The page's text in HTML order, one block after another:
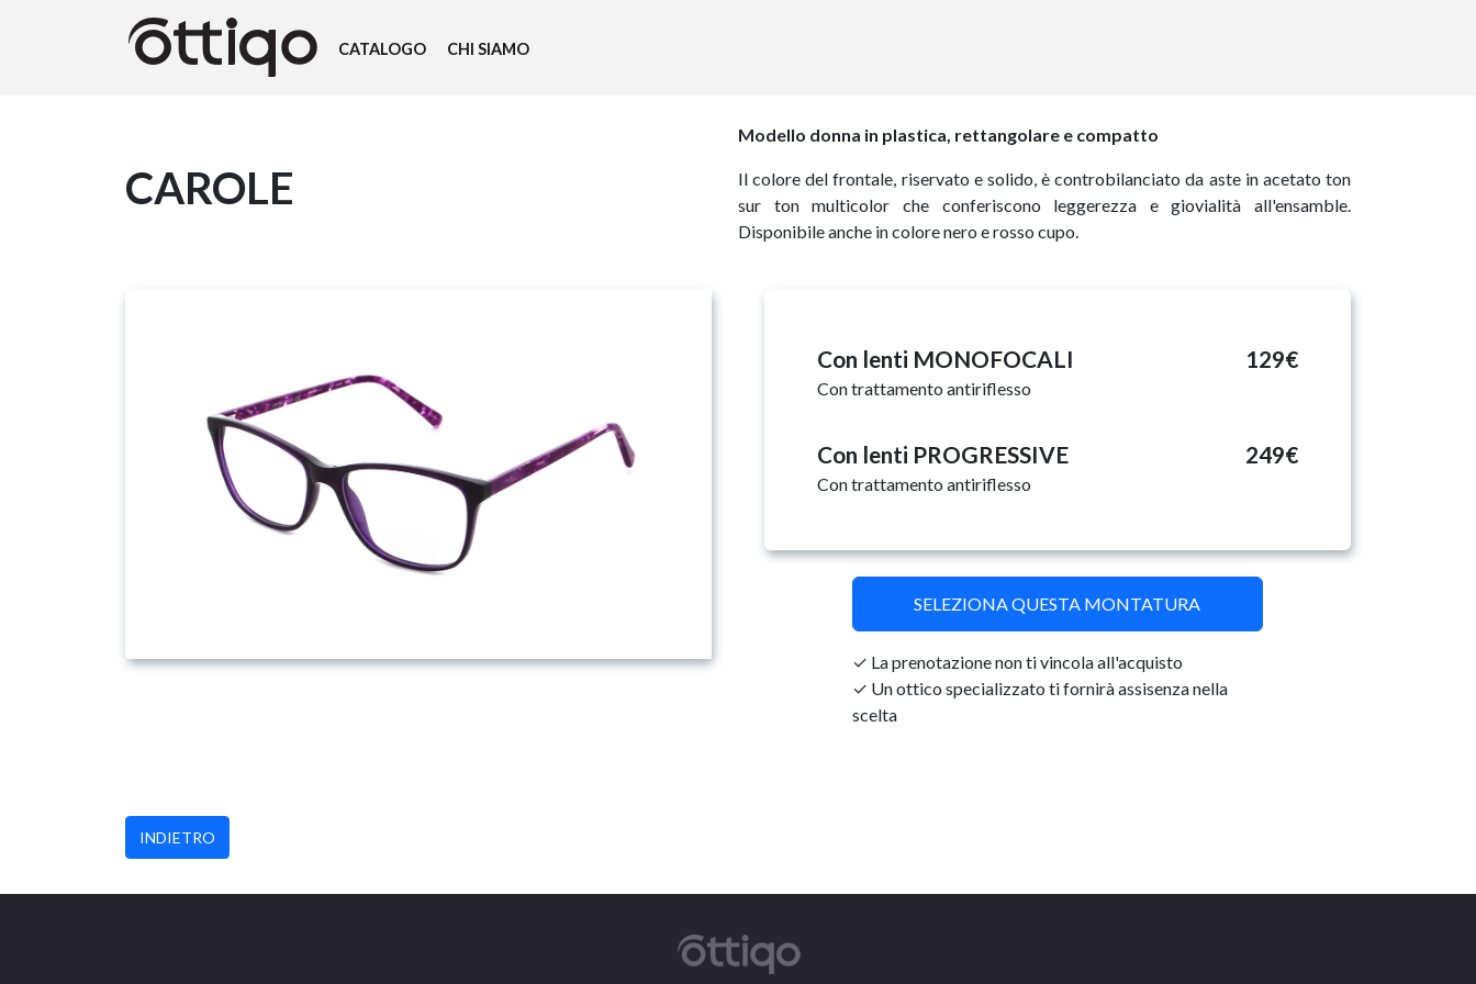
CATALOGO CHI SIAMO
CAROLE
Modello donna in plastica, rettangolare e compatto
Il colore del frontale, riservato e solido, è controbilanciato da aste in acetato ton
sur ton multicolor che conferiscono leggerezza e giovialità all'ensamble.
Disponibile anche in colore nero e rosso cupo.
Con lenti MONOFOCALI
Con trattamento antiriflesso
129€
Con lenti PROGRESSIVE
Con trattamento antiriflesso
249€
SELEZIONA QUESTA MONTATURA
La prenotazione non ti vincola all'acquisto
Un ottico specializzato ti fornirà assisenza nella
scelta
INDIETRO